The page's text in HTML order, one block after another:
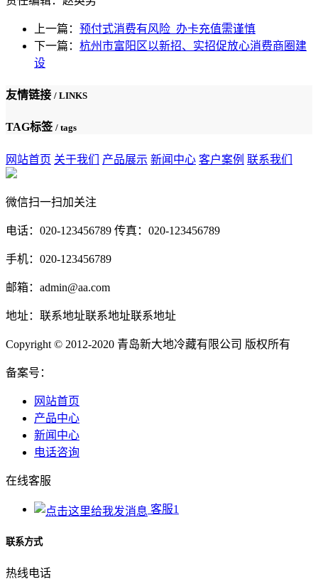
上一篇： 预付式消费有风险 办卡充值需谨慎
下一篇： 杭州市富阳区以新招、实招促放心消费商圈建
设
友情链接 / LINKS
TAG标签 / tags
网站首页 关于我们 产品展示 新闻中心 客户案例 联系我们
微信扫一扫加关注
电话：020-123456789 传真：020-123456789
手机：020-123456789
邮箱：admin@aa.com
地址：联系地址联系地址联系地址
Copyright © 2012-2020 青岛新大地冷藏有限公司 版权所有
备案号：
网站首页
产品中心
新闻中心
电话咨询
在线客服
客服1
联系方式
热线电话